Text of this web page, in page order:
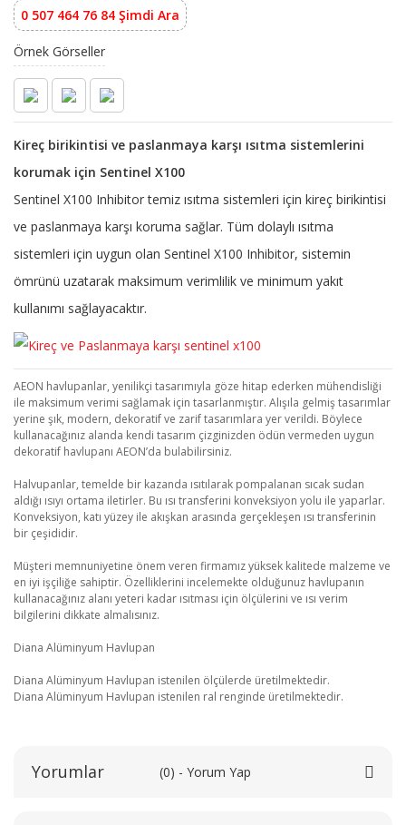
0 507 464 76 84 Şimdi Ara
Örnek Görseller
Kireç birikintisi ve paslanmaya karşı ısıtma sistemlerini
korumak için Sentinel X100
Sentinel X100 Inhibitor temiz ısıtma sistemleri için kireç birikintisi
ve paslanmaya karşı koruma sağlar. Tüm dolaylı ısıtma
sistemleri için uygun olan Sentinel X100 Inhibitor, sistemin
ömrünü uzatarak maksimum verimlilik ve minimum yakıt
kullanımı sağlayacaktır.
AEON havlupanlar, yenilikçi tasarımıyla göze hitap ederken mühendisliği
ile maksimum verimi sağlamak için tasarlanmıştır. Alışıla gelmiş tasarımlar
yerine şık, modern, dekoratif ve zarif tasarımlara yer verildi. Böylece
kullanacağınız alanda kendi tasarım çizginizden ödün vermeden uygun
dekoratif havlupanı AEON’da bulabilirsiniz.
Halvupanlar, temelde bir kazanda ısıtılarak pompalanan sıcak sudan
aldığı ısıyı ortama iletirler. Bu ısı transferini konveksiyon yolu ile yaparlar.
Konveksiyon, katı yüzey ile akışkan arasında gerçekleşen ısı transferinin
bir çeşididir.
Müşteri memnuniyetine önem veren firmamız yüksek kalitede malzeme ve
en iyi işçiliğe sahiptir. Özelliklerini incelemekte olduğunuz havlupanın
kullanacağınız alanı yeteri kadar ısıtması için ölçülerini ve ısı verim
bilgilerini dikkate almalısınız.
Diana Alüminyum Havlupan
Diana Alüminyum Havlupan istenilen ölçülerde üretilmektedir.
Diana Alüminyum Havlupan istenilen ral renginde üretilmektedir.
Yorumlar (0) - Yorum Yap